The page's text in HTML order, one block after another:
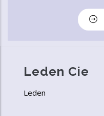
Leden Cie
Leden